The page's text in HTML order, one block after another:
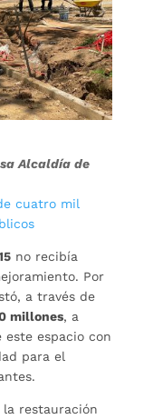
Alcaldía de
cuatro mil
no recibía
Por
a través de
millones, a
espacio con
para el
la restauración